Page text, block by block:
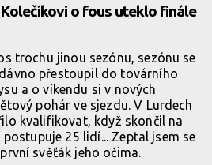
o fous uteklo finále
trochu jinou sezónu, sezónu se
přestoupil do továrního
a o víkendu si v nových
pohár ve sjezdu. V Lurdech
kvalifikovat, když skončil na
25 lidí... Zeptal jsem se
svěťák jeho očima.